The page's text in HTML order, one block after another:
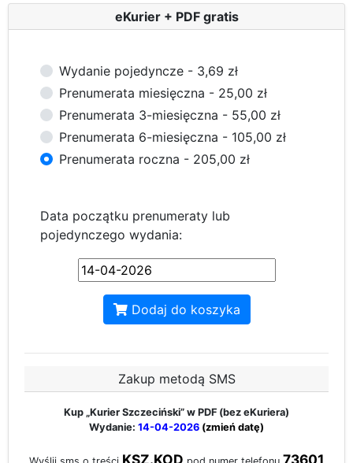
eKurier + PDF gratis
Wydanie pojedyncze - 3,69 zł
Prenumerata miesięczna - 25,00 zł
Prenumerata 3-miesięczna - 55,00 zł
Prenumerata 6-miesięczna - 105,00 zł
Prenumerata roczna - 205,00 zł
Data początku prenumeraty lub
pojedynczego wydania:
Dodaj do koszyka
Zakup metodą SMS
Kup „Kurier Szczeciński” w PDF (bez eKuriera)
Wydanie: 14-04-2026 (zmień datę)
KSZ.KOD 73601